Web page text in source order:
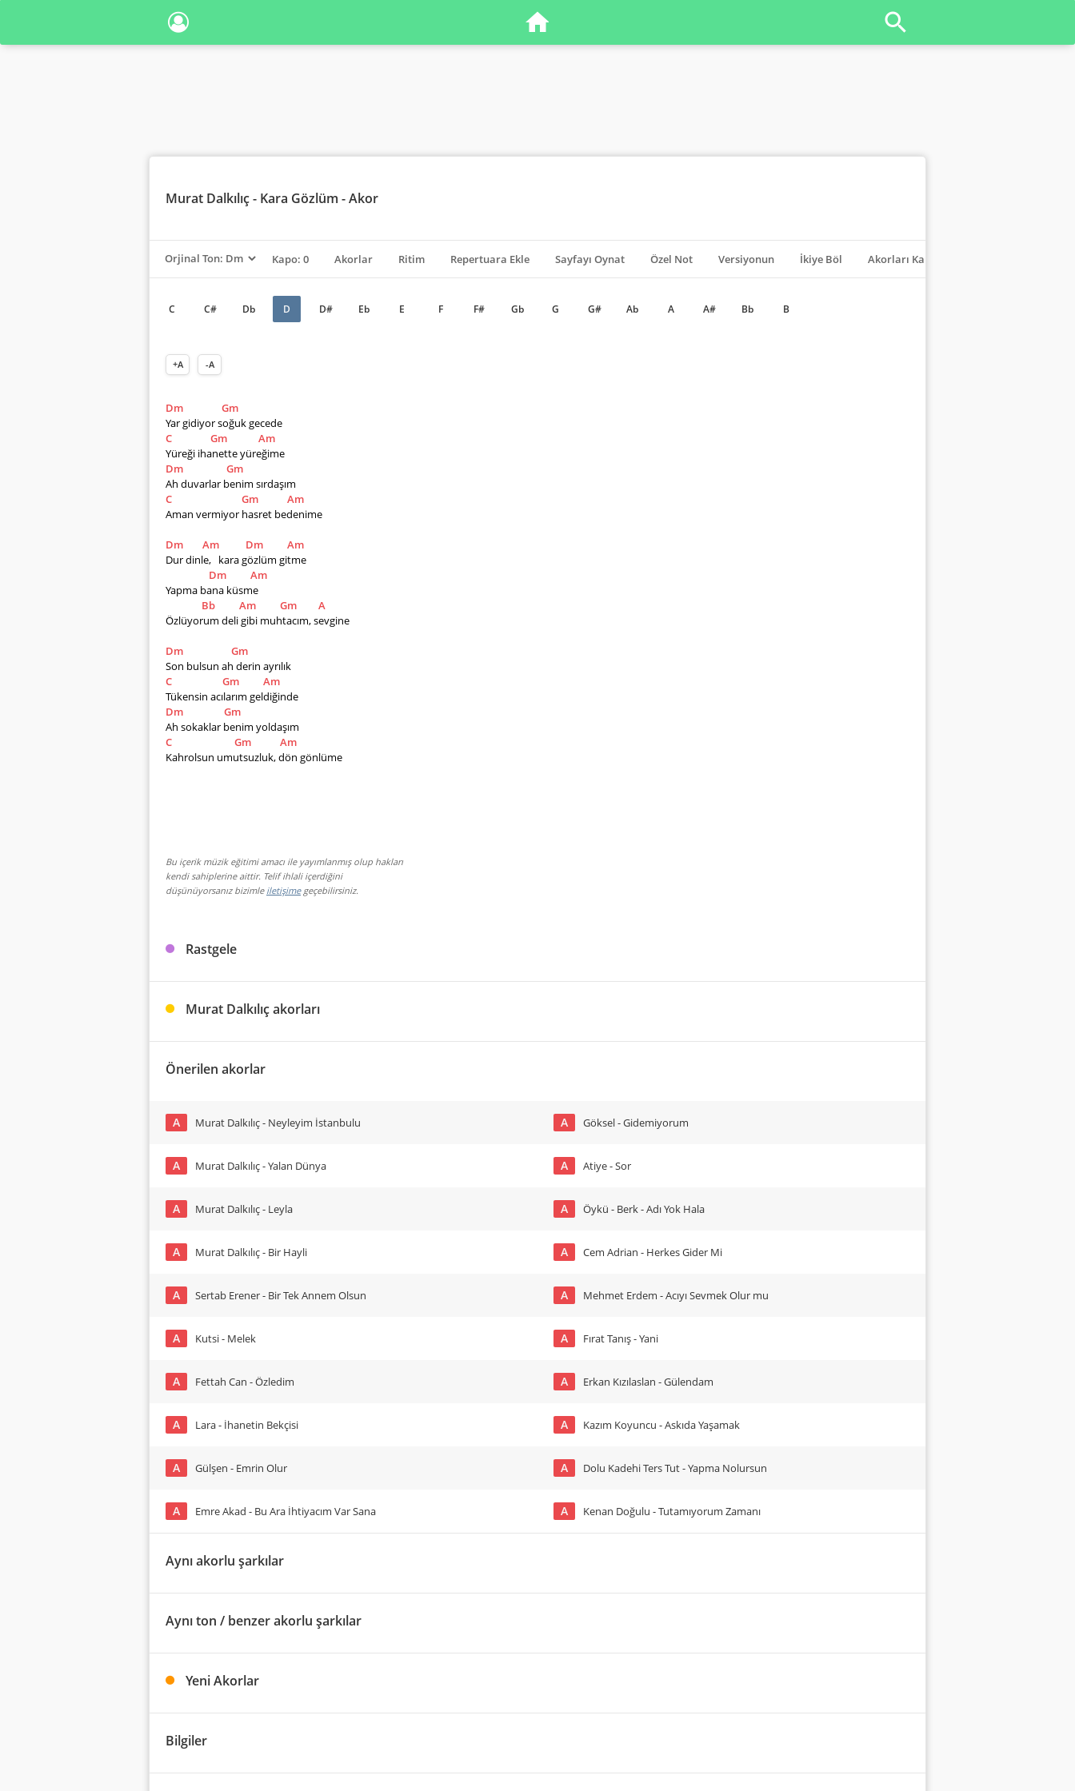
Murat Dalkılıç- Kara Gözlüm - Akor
Kapo: 0 Akorlar Ritim Repertuara Ekle Sayfayı Oynat Özel Not Versiyonun İkiye Böl Akorları Kapat
C C# Db D D# Eb E F F# Gb G G# Ab A A# Bb B
+A -A
Dm
Gm
Yar gidiyor soğuk gecede
C
Gm
Am
Yüreği ihanette yüreğime
Dm
Gm
Ah duvarlar benim sırdaşım
C
Gm
Am
Aman vermiyor hasret bedenime
Dm Am Dm
Am
Dur dinle,   kara gözlüm gitme
Dm
Am
Yapma bana küsme
Bb
Am Gm
A
Özlüyorum deli gibi muhtacım, sevgine
Dm
Gm
Son bulsun ah derin ayrılık
C
Gm
Am
Tükensin acılarım geldiğinde
Dm
Gm
Ah sokaklar benim yoldaşım
C
Gm
Am
Kahrolsun umutsuzluk, dön gönlüme
Bu içerik müzik eğitimi amacı ile yayımlanmış olup hakları
kendi sahiplerine aittir. Telif ihlali içerdiğini
düşünüyorsanız bizimle iletişimegeçebilirsiniz.
Rastgele
Murat Dalkılıç akorları
Önerilen akorlar
A Murat Dalkılıç - Neyleyim İstanbulu
A Murat Dalkılıç - Yalan Dünya
A Murat Dalkılıç - Leyla
A Murat Dalkılıç - Bir Hayli
A Sertab Erener - Bir Tek Annem Olsun
A Kutsi - Melek
A Fettah Can - Özledim
A Lara - İhanetin Bekçisi
A Gülşen - Emrin Olur
A Emre Akad - Bu Ara İhtiyacım Var Sana
A Göksel - Gidemiyorum
A Atiye - Sor
A Öykü - Berk - Adı Yok Hala
A Cem Adrian - Herkes Gider Mi
A Mehmet Erdem - Acıyı Sevmek Olur mu
A Fırat Tanış - Yani
A Erkan Kızılaslan - Gülendam
A Kazım Koyuncu - Askıda Yaşamak
A Dolu Kadehi Ters Tut - Yapma Nolursun
A Kenan Doğulu - Tutamıyorum Zamanı
Aynı akorlu şarkılar
Aynı ton / benzer akorlu şarkılar
Yeni Akorlar
Bilgiler